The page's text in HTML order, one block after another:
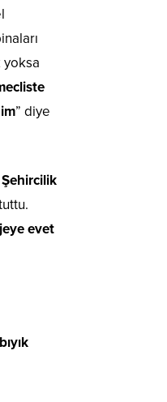
yoksa
” diye
evet